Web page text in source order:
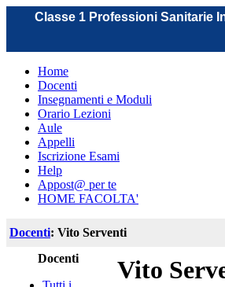
Classe 1 Professioni Sanitarie
Home
Docenti
Insegnamenti e Moduli
Orario Lezioni
Aule
Appelli
Iscrizione Esami
Help
Appost@ per te
HOME FACOLTA'
Docenti: Vito Serventi
Docenti
Vito